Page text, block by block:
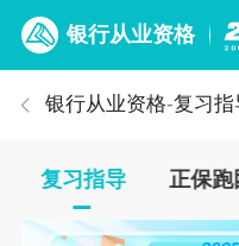
银行从业资格
银行从业资格-复习指
复习指导 正保跑